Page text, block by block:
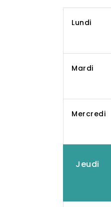
Lundi
Mardi
Mercredi
Jeudi